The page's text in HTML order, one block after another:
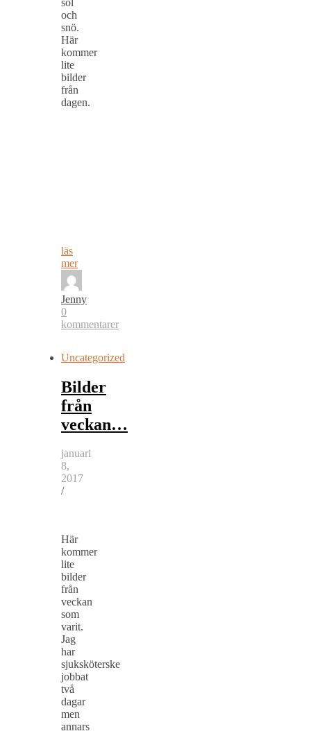
och
snö.
Här
kommer
lite
bilder
från
dagen.
läs
mer
Jenny
0
kommentarer
Uncategorized
Bilder
från
veckan…
januari
8,
2017
/
Här
kommer
lite
bilder
från
veckan
som
varit.
Jag
har
sjuksköterske
jobbat
två
dagar
men
annars